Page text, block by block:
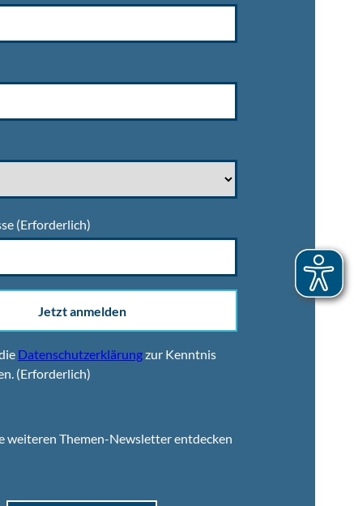
(Erforderlich)
Jetzt anmelden
Datenschutzerklärungzur Kenntnis
(Erforderlich)
weiteren Themen-Newsletter entdecken